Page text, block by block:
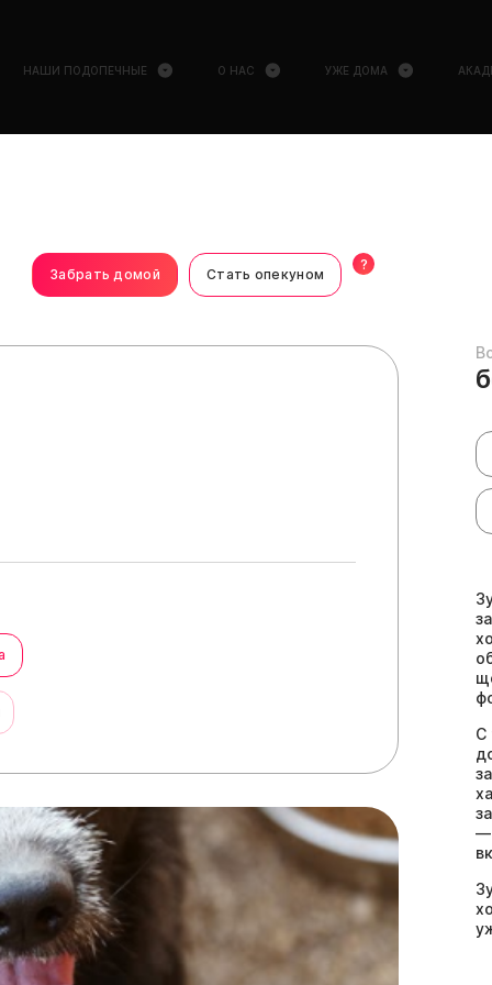
НАШИ ПОДОПЕЧНЫЕ О НАС УЖЕ ДОМА
Забрать домой Стать опекуном
?
С
—